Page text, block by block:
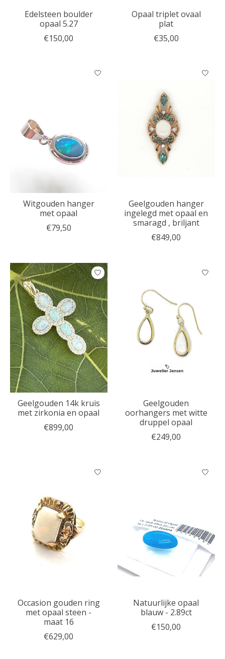
Edelsteen boulder
opaal 5.27
€150,00
Opaal triplet ovaal
plat
€35,00
Witgouden hanger
met opaal
€79,50
Geelgouden hanger
ingelegd met opaal en
smaragd , briljant
€849,00
Geelgouden 14k kruis
met zirkonia en opaal
€899,00
Geelgouden
oorhangers met witte
druppel opaal
€249,00
Occasion gouden ring
met opaal steen -
maat 16
€629,00
Natuurlijke opaal
blauw - 2.89ct
€150,00